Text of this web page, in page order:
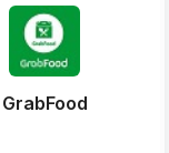
GrabFood